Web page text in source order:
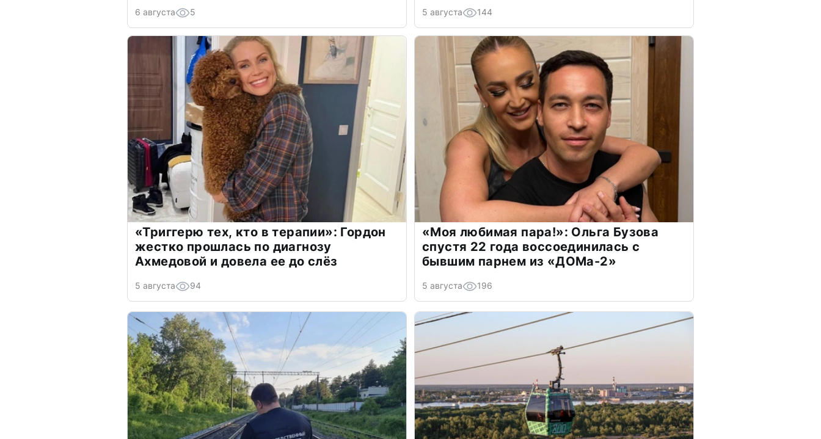
6 августа 5 5 августа 144
«Триггерю тех, кто в терапии»: Гордон
жестко прошлась по диагнозу
Ахмедовой и довела ее до слёз
5 августа 94
«Моя любимая пара!»: Ольга Бузова
спустя 22 года воссоединилась с
бывшим парнем из «ДОМа-2»
5 августа 196